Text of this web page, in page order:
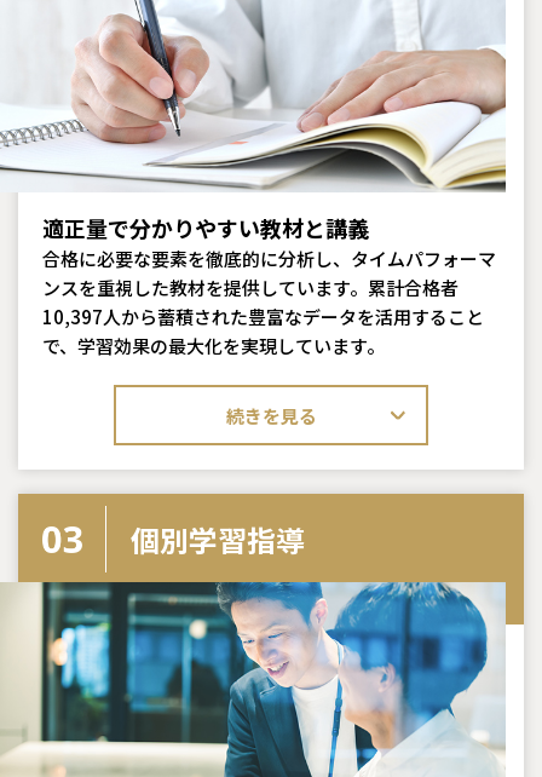
適正量で分かりやすい教材と講義
合格に必要な要素を徹底的に分析し、タイムパフォーマ
ンスを重視した教材を提供しています。累計合格者
10,397人から蓄積された豊富なデータを活用すること
で、学習効果の最大化を実現しています。
続きを見る
個別学習指導